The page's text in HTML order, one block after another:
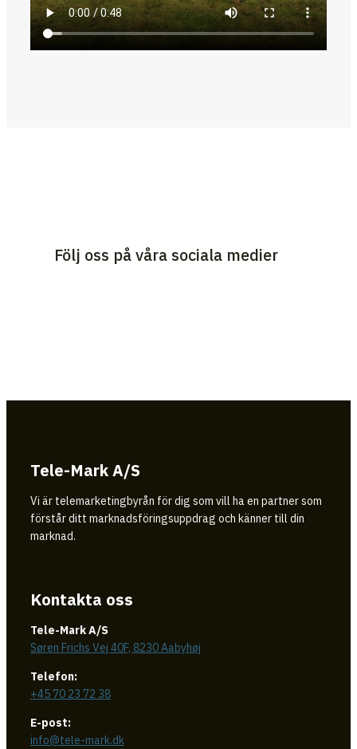
Följ oss på våra sociala medier
Tele-Mark A/S
Vi är telemarketingbyrån för dig som vill ha en partner som
förstår ditt marknadsföringsuppdrag och känner till din
marknad.
Kontakta oss
Tele-Mark A/S
Søren Frichs Vej 40F, 8230 Aabyhøj
Telefon:
+45 70 23 72 38
E-post:
info@tele-mark.dk